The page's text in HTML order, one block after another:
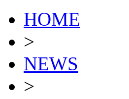
HOME
>
NEWS
>